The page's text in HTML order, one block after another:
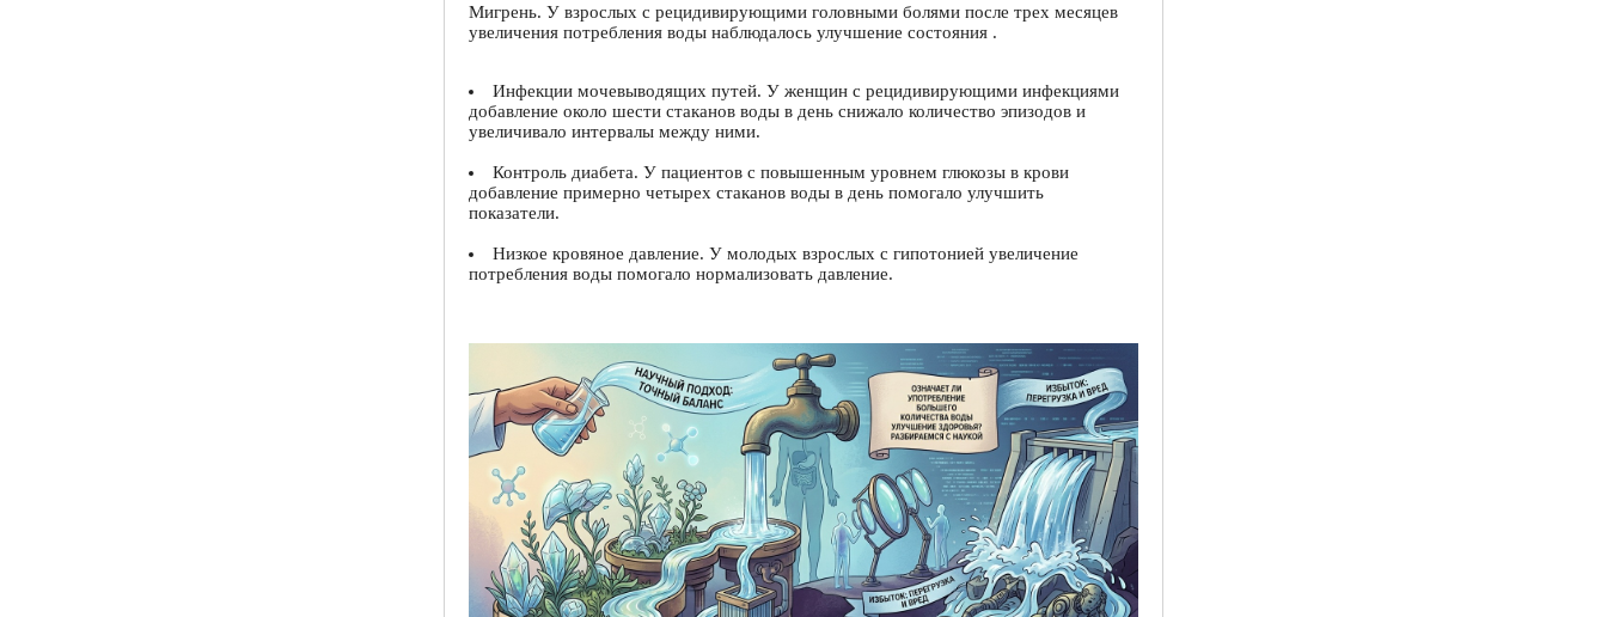
Мигрень. У взрослых с рецидивирующими головными болями после трех месяцев
увеличения потребления воды наблюдалось улучшение состояния .
Инфекции мочевыводящих путей. У женщин с рецидивирующими инфекциями
добавление около шести стаканов воды в день снижало количество эпизодов и
увеличивало интервалы между ними.
Контроль диабета. У пациентов с повышенным уровнем глюкозы в крови
добавление примерно четырех стаканов воды в день помогало улучшить
показатели.
Низкое кровяное давление. У молодых взрослых с гипотонией увеличение
потребления воды помогало нормализовать давление.